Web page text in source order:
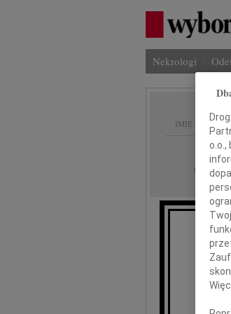
Nekrologi
IMIĘ I
DATA
o.o.,